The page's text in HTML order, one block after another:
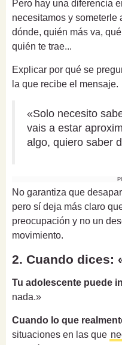
Pero hay una diferencia
necesitamos y someterle
dónde, quién más va,
quién te trae...
Explicar por qué se
la que recibe el mensaje.
«Solo necesito
vais a estar
algo, quiero saber
No garantiza que
pero sí deja más claro
preocupación y no un
movimiento.
2. Cuando dices:
Tu adolescente puede
nada.»
Cuando lo que
situaciones en las que